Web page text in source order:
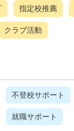
指定校推薦
クラブ活動
不登校サポート
就職サポート